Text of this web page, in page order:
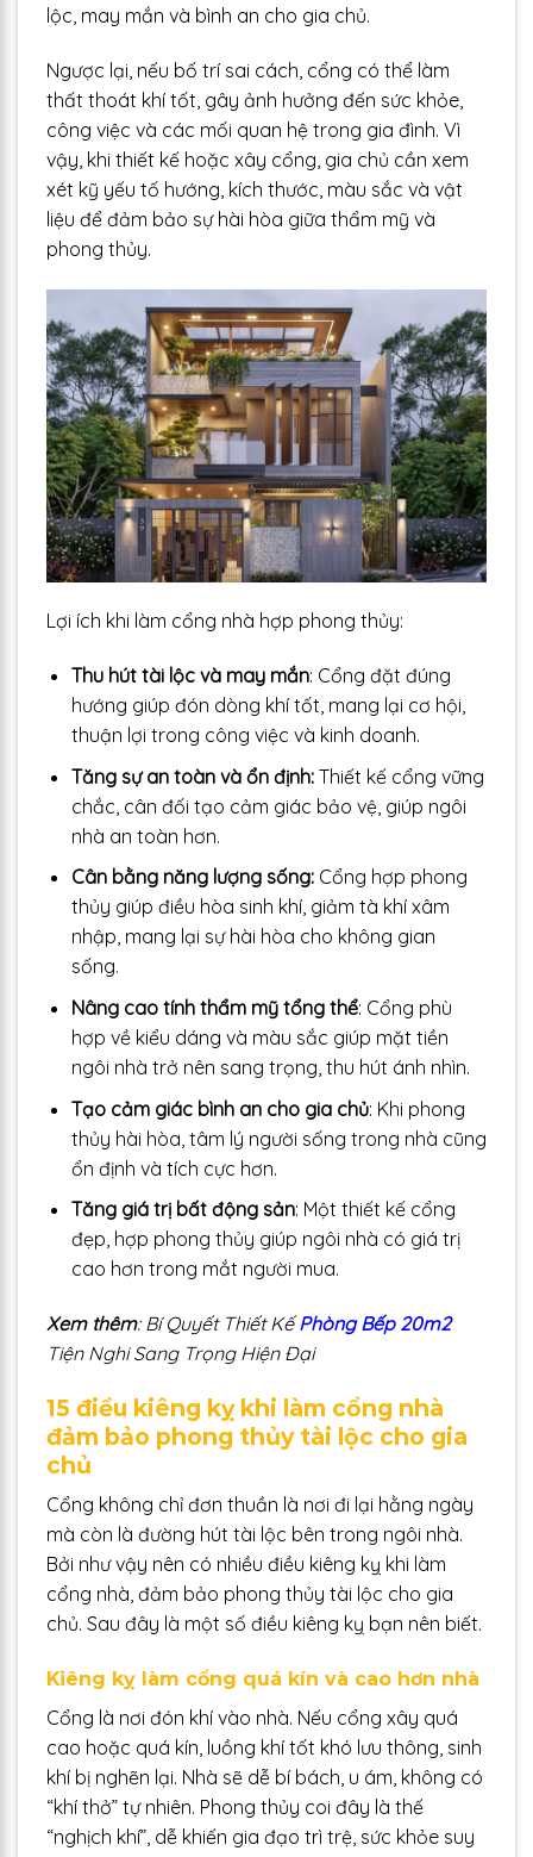
lộc, may mắn và bình an cho gia chủ.
Ngược lại, nếu bố trí sai cách, cổng có thể làm
thất thoát khí tốt, gây ảnh hưởng đến sức khỏe,
công việc và các mối quan hệ trong gia đình. Vì
vậy, khi thiết kế hoặc xây cổng, gia chủ cần xem
xét kỹ yếu tố hướng, kích thước, màu sắc và vật
liệu để đảm bảo sự hài hòa giữa thẩm mỹ và
phong thủy.
Lợi ích khi làm cổng nhà hợp phong thủy:
Thu hút tài lộc và may mắn: Cổng đặt đúng
hướng giúp đón dòng khí tốt, mang lại cơ hội,
thuận lợi trong công việc và kinh doanh.
Tăng sự an toàn và ổn định:Thiết kế cổng vững
chắc, cân đối tạo cảm giác bảo vệ, giúp ngôi
nhà an toàn hơn.
Cân bằng năng lượng sống:Cổng hợp phong
thủy giúp điều hòa sinh khí, giảm tà khí xâm
nhập, mang lại sự hài hòa cho không gian
sống.
Nâng cao tính thẩm mỹ tổng thể: Cổng phù
hợp về kiểu dáng và màu sắc giúp mặt tiền
ngôi nhà trở nên sang trọng, thu hút ánh nhìn.
Tạo cảm giác bình an cho gia chủ: Khi phong
thủy hài hòa, tâm lý người sống trong nhà cũng
ổn định và tích cực hơn.
Tăng giá trị bất động sản: Một thiết kế cổng
đẹp, hợp phong thủy giúp ngôi nhà có giá trị
cao hơn trong mắt người mua.
Xem thêm: Bí Quyết Thiết Kế Phòng Bếp 20m2
Tiện Nghi Sang Trọng Hiện Đại
15 điều kiêng kỵ khi làm cổng nhà
đảm bảo phong thủy tài lộc cho gia
chủ
Cổng không chỉ đơn thuần là nơi đi lại hằng ngày
mà còn là đường hút tài lộc bên trong ngôi nhà.
Bởi như vậy nên có nhiều điều kiêng kỵ khi làm
cổng nhà, đảm bảo phong thủy tài lộc cho gia
chủ. Sau đây là một số điều kiêng kỵ bạn nên biết.
Kiêng kỵ làm cổng quá kín và cao hơn nhà
Cổng là nơi đón khí vào nhà. Nếu cổng xây quá
cao hoặc quá kín, luồng khí tốt khó lưu thông, sinh
khí bị nghẽn lại. Nhà sẽ dễ bí bách, u ám, không có
“khí thở” tự nhiên. Phong thủy coi đây là thế
“nghịch khí”, dễ khiến gia đạo trì trệ, sức khỏe suy